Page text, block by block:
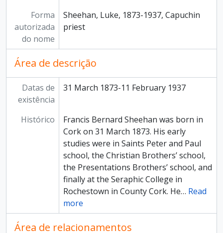
Forma
autorizada
do nome
Sheehan, Luke, 1873-1937, Capuchin
priest
Área de descrição
Datas de
existência
31 March 1873-11 February 1937
Histórico
Francis Bernard Sheehan was born in
Cork on 31 March 1873. His early
studies were in Saints Peter and Paul
school, the Christian Brothers’ school,
the Presentations Brothers’ school, and
finally at the Seraphic College in
Rochestown in County Cork. He… Read
more
Área de relacionamentos